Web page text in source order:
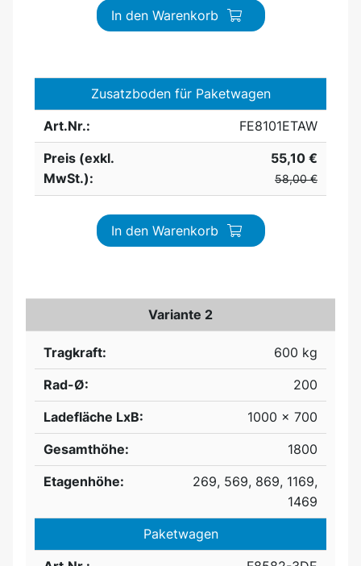
In den Warenkorb
Zusatzboden für Paketwagen
Art.Nr.:
FE8101ETAW
Preis (exkl.
MwSt.):
55,10 €
58,00 €
In den Warenkorb
Variante 2
Tragkraft:
600 kg
Rad-Ø:
200
Ladefläche LxB:
1000 x 700
Gesamthöhe:
1800
Etagenhöhe:
269, 569, 869, 1169,
1469
Paketwagen